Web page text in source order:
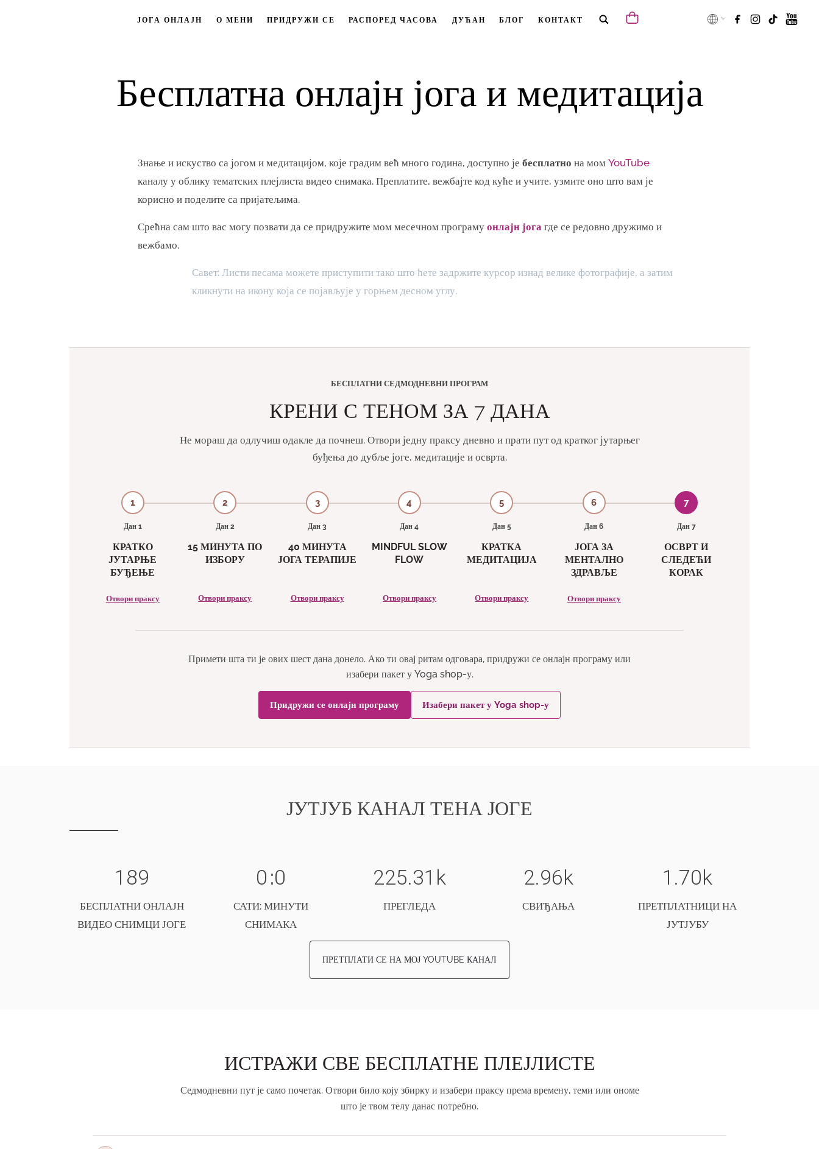
ЈОГА ОНЛАЈН О МЕНИ ПРИДРУЖИ СЕ РАСПОРЕД ЧАСОВА ДУЋАН БЛОГ КОНТАКТ
Бесплатна онлајн јога и медитација
Знање и искуство са јогом и медитацијом, које градим већ много година, доступно је бесплатно на мом YouTube
каналу у облику тематских плејлиста видео снимака. Преплатите, вежбајте код куће и учите, узмите оно што вам је
корисно и поделите са пријатељима.
Срећна сам што вас могу позвати да се придружите мом месечном програму онлајн јогагде се редовно дружимо и
вежбамо.
Савет: Листи песама можете приступити тако што ћете задржите курсор изнад велике фотографије, а затим
кликнути на икону која се појављује у горњем десном углу.
БЕСПЛАТНИ СЕДМОДНЕВНИ ПРОГРАМ
КРЕНИ С ТЕНОМ ЗА 7 ДАНА
Не мораш да одлучиш одакле да почнеш. Отвори једну праксу дневно и прати пут од кратког јутарњег
буђења до дубље јоге, медитације и осврта.
1
Дан 1
КРАТКО
ЈУТАРЊЕ
БУЂЕЊЕ
Отвори праксу
2
Дан 2
15 МИНУТА ПО
ИЗБОРУ
Отвори праксу
3
Дан 3
40 МИНУТА
ЈОГА ТЕРАПИЈЕ
Отвори праксу
4
Дан 4
MINDFUL SLOW
FLOW
Отвори праксу
5
Дан 5
КРАТКА
МЕДИТАЦИЈА
Отвори праксу
6
Дан 6
ЈОГА ЗА
МЕНТАЛНО
ЗДРАВЉЕ
Отвори праксу
7
Дан 7
ОСВРТ И
СЛЕДЕЋИ
КОРАК
Примети шта ти је ових шест дана донело. Ако ти овај ритам одговара, придружи се онлајн програму или
изабери пакет у Yoga shop-у.
Придружи се онлајн програму Изабери пакет у Yoga shop-у
ЈУТЈУБ КАНАЛ ТЕНА ЈОГЕ
189
БЕСПЛАТНИ ОНЛАЈН
ВИДЕО СНИМЦИ ЈОГЕ
0 :0
САТИ: МИНУТИ
СНИМАКА
225.31k
ПРЕГЛЕДА
2.96k
СВИЂАЊА
1.70k
ПРЕТПЛАТНИЦИ НА
ЈУТЈУБУ
ПРЕТПЛАТИ СЕ НА МОЈ YOUTUBE КАНАЛ
ИСТРАЖИ СВЕ БЕСПЛАТНЕ ПЛЕЈЛИСТЕ
Седмодневни пут је само почетак. Отвори било коју збирку и изабери праксу према времену, теми или ономе
што је твом телу данас потребно.